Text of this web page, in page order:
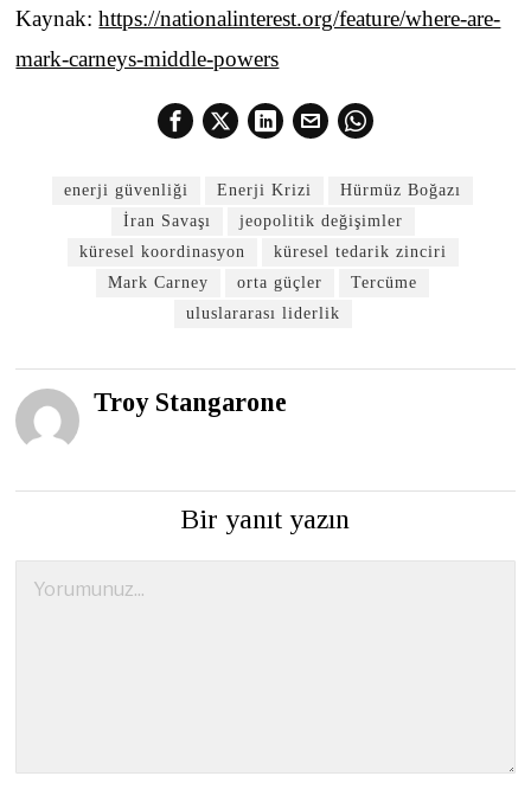
Kaynak:https://nationalinterest.org/feature/where-are-
mark-carneys-middle-powers
enerji güvenliği Enerji Krizi
Hürmüz Boğazı
İran Savaşı
jeopolitik değişimler
küresel koordinasyon
küresel tedarik zinciri
Mark Carney
orta güçler
Tercüme
uluslararası liderlik
Troy Stangarone
Bir yanıt yazın